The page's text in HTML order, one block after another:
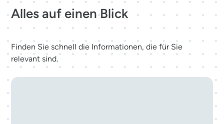
Alles auf einen Blick
Finden Sie schnell die Informationen, die für Sie
relevant sind.